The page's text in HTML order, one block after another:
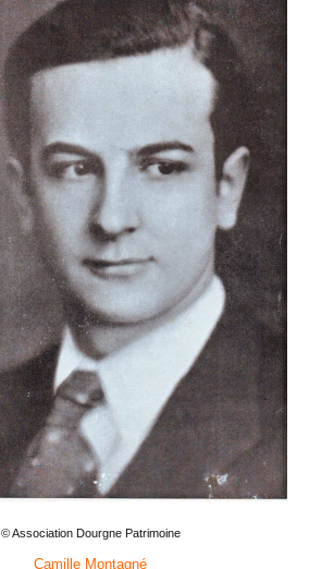
© Association Dourgne Patrimoine
Camille Montagné